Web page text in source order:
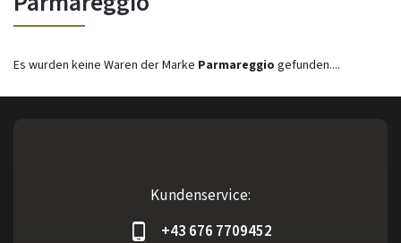
Es wurden keine Waren der Marke Parmareggio gefunden....
Kundenservice:
+43 676 7709452